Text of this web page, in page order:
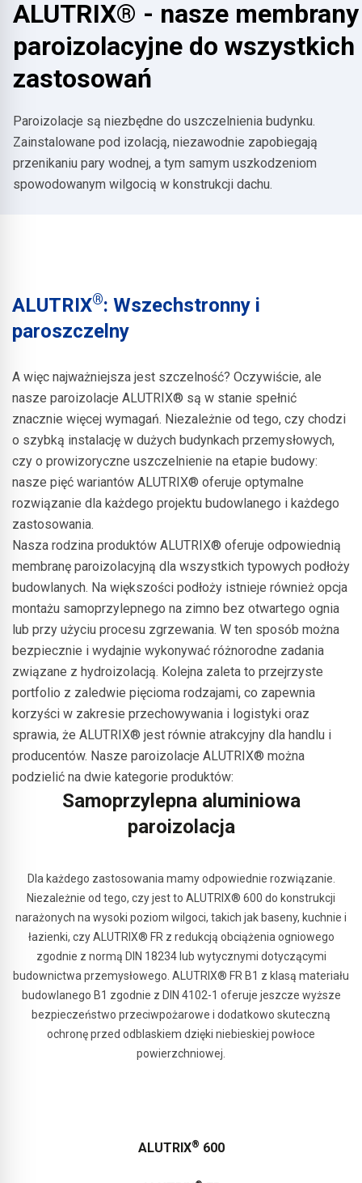
ALUTRIX® - nasze membrany
paroizolacyjne do wszystkich
zastosowań
Paroizolacje są niezbędne do uszczelnienia budynku.
Zainstalowane pod izolacją, niezawodnie zapobiegają
przenikaniu pary wodnej, a tym samym uszkodzeniom
spowodowanym wilgocią w konstrukcji dachu.
ALUTRIX®: Wszechstronny i
paroszczelny
A więc najważniejsza jest szczelność? Oczywiście, ale
nasze paroizolacje ALUTRIX® są w stanie spełnić
znacznie więcej wymagań. Niezależnie od tego, czy chodzi
o szybką instalację w dużych budynkach przemysłowych,
czy o prowizoryczne uszczelnienie na etapie budowy:
nasze pięć wariantów ALUTRIX® oferuje optymalne
rozwiązanie dla każdego projektu budowlanego i każdego
zastosowania.
Nasza rodzina produktów ALUTRIX® oferuje odpowiednią
membranę paroizolacyjną dla wszystkich typowych podłoży
budowlanych. Na większości podłoży istnieje również opcja
montażu samoprzylepnego na zimno bez otwartego ognia
lub przy użyciu procesu zgrzewania. W ten sposób można
bezpiecznie i wydajnie wykonywać różnorodne zadania
związane z hydroizolacją. Kolejna zaleta to przejrzyste
portfolio z zaledwie pięcioma rodzajami, co zapewnia
korzyści w zakresie przechowywania i logistyki oraz
sprawia, że ALUTRIX® jest równie atrakcyjny dla handlu i
producentów. Nasze paroizolacje ALUTRIX® można
podzielić na dwie kategorie produktów:
Samoprzylepna aluminiowa
paroizolacja
Dla każdego zastosowania mamy odpowiednie rozwiązanie.
Niezależnie od tego, czy jest to ALUTRIX® 600 do konstrukcji
narażonych na wysoki poziom wilgoci, takich jak baseny, kuchnie i
łazienki, czy ALUTRIX® FR z redukcją obciążenia ogniowego
zgodnie z normą DIN 18234 lub wytycznymi dotyczącymi
budownictwa przemysłowego. ALUTRIX® FR B1 z klasą materiału
budowlanego B1 zgodnie z DIN 4102-1 oferuje jeszcze wyższe
bezpieczeństwo przeciwpożarowe i dodatkowo skuteczną
ochronę przed odblaskiem dzięki niebieskiej powłoce
powierzchniowej.
ALUTRIX® 600